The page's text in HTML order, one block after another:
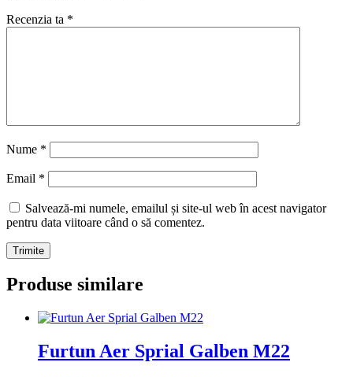
Recenzia ta *
Nume *
Email *
Salvează-mi numele, emailul și site-ul web în acest navigator
pentru data viitoare când o să comentez.
Produse similare
Furtun Aer Sprial Galben M22